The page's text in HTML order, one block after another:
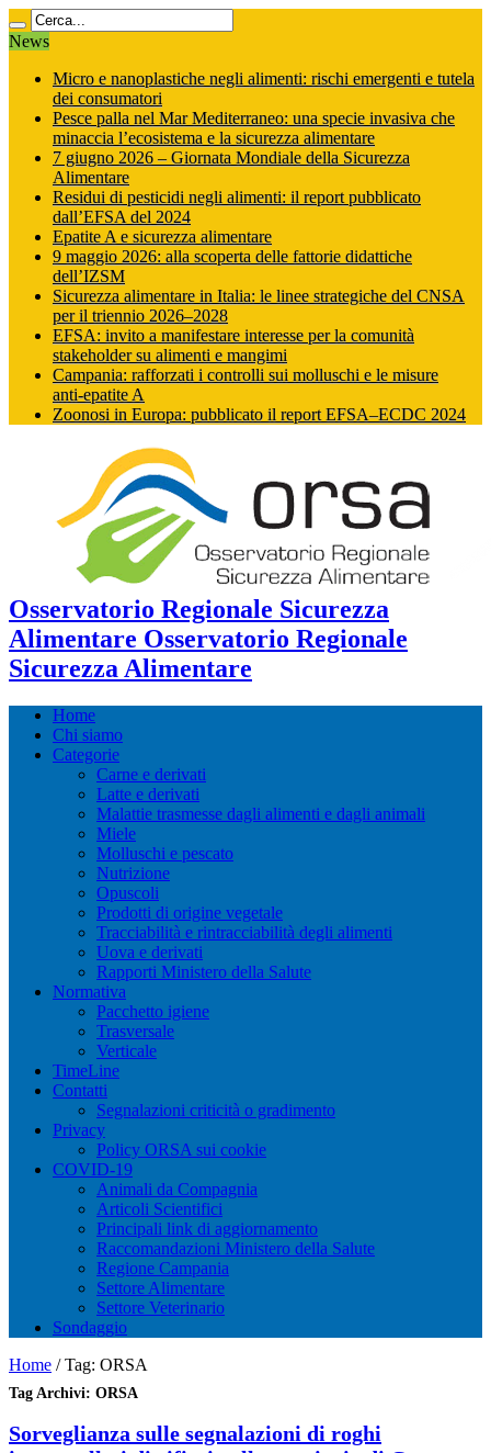
News
Micro e nanoplastiche negli alimenti: rischi emergenti e tutela
dei consumatori
Pesce palla nel Mar Mediterraneo: una specie invasiva che
minaccia l’ecosistema e la sicurezza alimentare
7 giugno 2026 – Giornata Mondiale della Sicurezza
Alimentare
Residui di pesticidi negli alimenti: il report pubblicato
dall’EFSA del 2024
Epatite A e sicurezza alimentare
9 maggio 2026: alla scoperta delle fattorie didattiche
dell’IZSM
Sicurezza alimentare in Italia: le linee strategiche del CNSA
per il triennio 2026–2028
EFSA: invito a manifestare interesse per la comunità
stakeholder su alimenti e mangimi
Campania: rafforzati i controlli sui molluschi e le misure
anti‑epatite A
Zoonosi in Europa: pubblicato il report EFSA–ECDC 2024
Osservatorio Regionale Sicurezza
Alimentare Osservatorio Regionale
Sicurezza Alimentare
Home
Chi siamo
Categorie
Carne e derivati
Latte e derivati
Malattie trasmesse dagli alimenti e dagli animali
Miele
Molluschi e pescato
Nutrizione
Opuscoli
Prodotti di origine vegetale
Tracciabilità e rintracciabilità degli alimenti
Uova e derivati
Rapporti Ministero della Salute
Normativa
Pacchetto igiene
Trasversale
Verticale
TimeLine
Contatti
Segnalazioni criticità o gradimento
Privacy
Policy ORSA sui cookie
COVID-19
Animali da Compagnia
Articoli Scientifici
Principali link di aggiornamento
Raccomandazioni Ministero della Salute
Regione Campania
Settore Alimentare
Settore Veterinario
Sondaggio
Home / Tag: ORSA
Tag Archivi: ORSA
Sorveglianza sulle segnalazioni di roghi